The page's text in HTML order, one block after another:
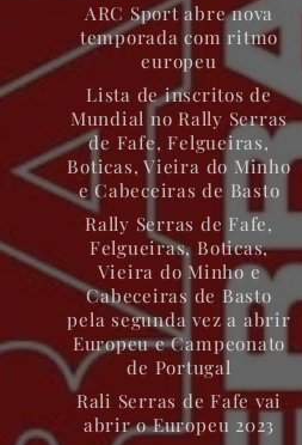
ARC Sport abre nova
temporada com ritmo
europeu
Lista de inscritos de
Mundial no Rally Serras
de Fafe, Felgueiras,
Boticas, Vieira do Minho
e Cabeceiras de Basto
Rally Serras de Fafe,
Felgueiras, Boticas,
Vieira do Minho e
Cabeceiras de Basto
pela segunda vez a abrir
Europeu e Campeonato
de Portugal
Rali Serras de Fafe vai
abrir o Europeu 2023